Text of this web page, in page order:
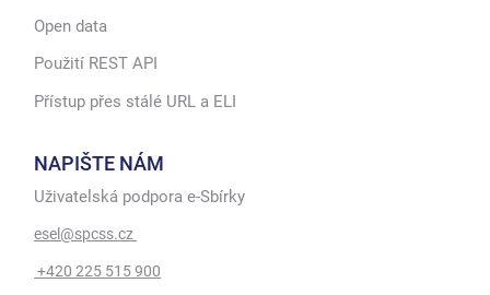
Open data
Použití REST API
Přístup přes stálé URL a ELI
NAPIŠTE NÁM
Uživatelská podpora e-Sbírky
esel@spcss.cz
+420 225 515 900